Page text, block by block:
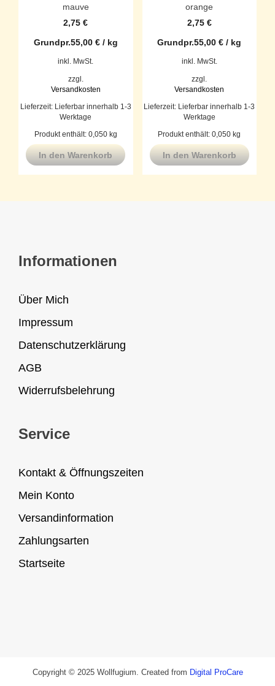
mauve
2,75€
Grundpr.55,00 €/ kg
inkl. MwSt.
zzgl.
Versandkosten
Lieferzeit: Lieferbar innerhalb 1-3
Werktage
Produkt enthält: 0,050 kg
In den Warenkorb
orange
2,75 €
Grundpr.55,00€ / kg
inkl. MwSt.
zzgl.
Versandkosten
Lieferzeit: Lieferbar innerhalb 1-3
Werktage
Produkt enthält: 0,050kg
In den Warenkorb
Informationen
Über Mich
Impressum
Datenschutzerklärung
AGB
Widerrufsbelehrung
Service
Kontakt & Öffnungszeiten
Mein Konto
Versandinformation
Zahlungsarten
Startseite
Copyright © 2025 Wollfugium. Created from Digital ProCare